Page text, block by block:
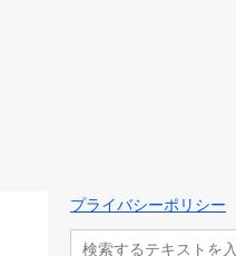
プライバシーポリシー